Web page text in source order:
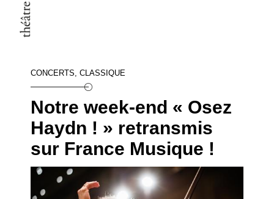
CONCERTS, CLASSIQUE
Notre week-end « Osez
Haydn ! » retransmis
sur France Musique !